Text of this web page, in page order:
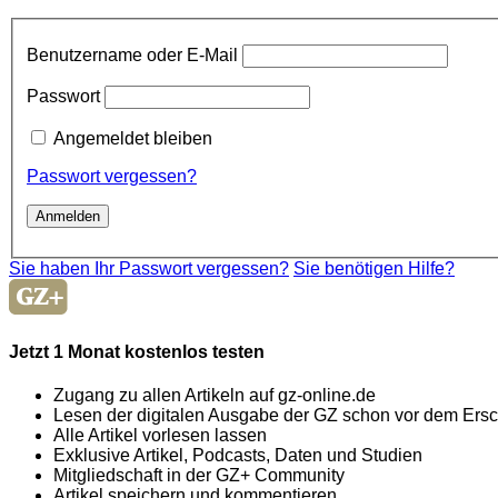
Benutzername oder E-Mail
Passwort
Angemeldet bleiben
Passwort vergessen?
Sie haben Ihr Passwort vergessen? Sie benötigen Hilfe?
Jetzt 1 Monat kostenlos testen
Zugang zu allen Artikeln auf gz-online.de
Lesen der digitalen Ausgabe der GZ schon vor dem
Alle Artikel vorlesen lassen
Exklusive Artikel, Podcasts, Daten und Studien
Mitgliedschaft in der GZ+ Community